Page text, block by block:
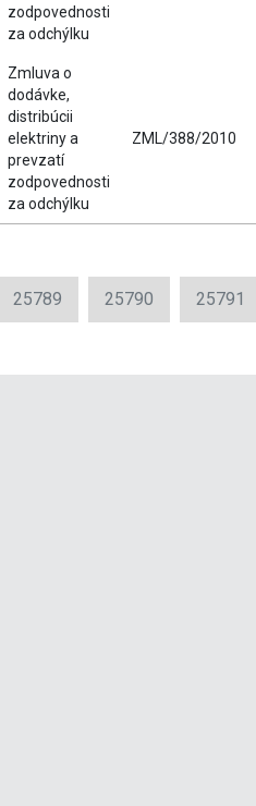
zodpovednosti
za odchýlku
Zmluva o
dodávke,
distribúcii
elektriny a
prevzatí
zodpovednosti
za odchýlku
ZML/388/2010
25789 25790 25791